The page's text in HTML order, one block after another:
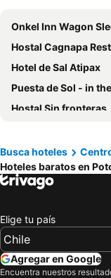
Onkel Inn Wagon
Hostal Cagnapa
Hotel de Sal Atipax
Puesta de Sol - in the
Hostal Sin fronteras
Hotel Jardines de
Hostal La Magia de
Hotel Mitru
KW HOTEL
Hostal Beds Of Salt
Piedra Blanca
Busca hoteles
Hoteles baratos en
Elige tu país
Agregar en Google
Encuentra nuestros